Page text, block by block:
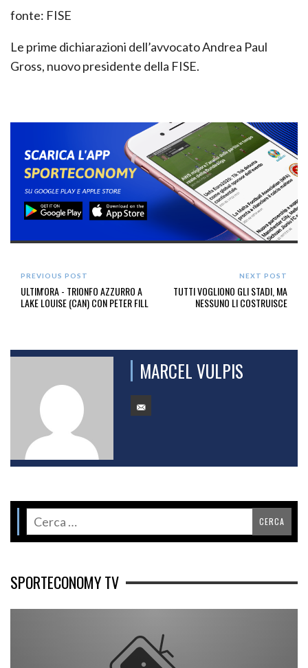
fonte: FISE
Le prime dichiarazioni dell’avvocato Andrea Paul
Gross, nuovo presidente della FISE.
PREVIOUS POST
ULTIM'ORA - TRIONFO AZZURRO A
LAKE LOUISE (CAN) CON PETER FILL
NEXT POST
TUTTI VOGLIONO GLI STADI, MA
NESSUNO LI COSTRUISCE
MARCEL VULPIS
SPORTECONOMY TV